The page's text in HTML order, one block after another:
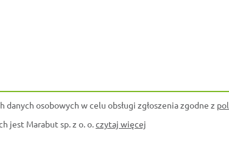
osobowych w celu obsługi zgłoszenia zgodne z
jest Marabut sp. z o. o.czytaj więcej